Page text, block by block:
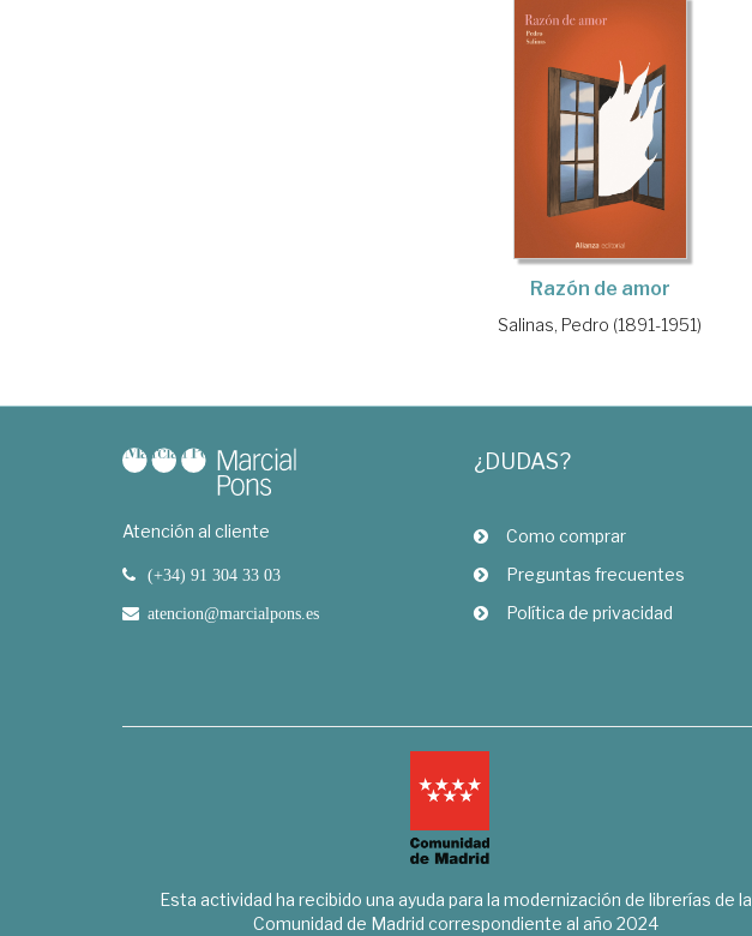
Razón de amor
Salinas, Pedro (1891-1951)
Atención al cliente
(+34) 91 304 33 03
atencion@marcialpons.es
¿DUDAS?
Como comprar
Preguntas frecuentes
Política de privacidad
Esta actividad ha recibido una ayuda para la modernización de librerías de la
Comunidad de Madrid correspondiente al año 2024